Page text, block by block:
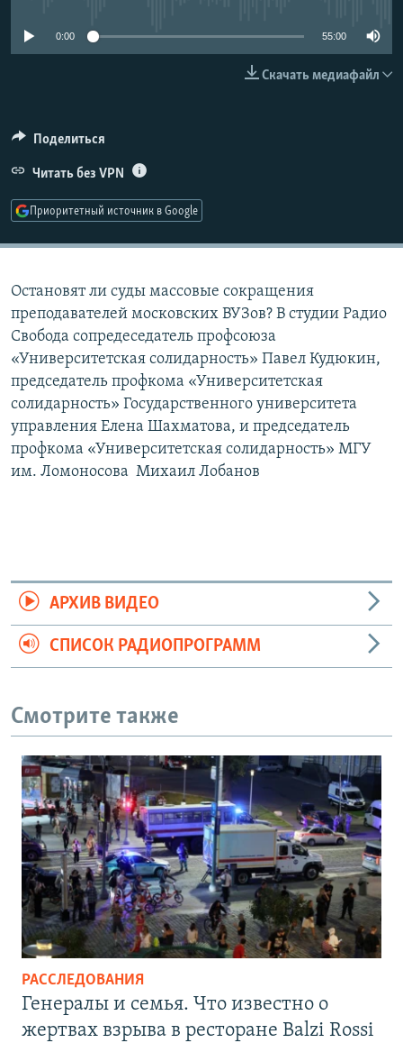
Все сайты РСЕ/РС
0:00 55:00
Скачать медиафайл
Поделиться
Читать без VPN
Приоритетный источник в Google
Остановят ли суды массовые сокращения
преподавателей московских ВУЗов? В студии Радио
Свобода сопредеседатель профсоюза
«Университетская солидарность» Павел Кудюкин,
председатель профкома «Университетская
солидарность» Государственного университета
управления Елена Шахматова, и председатель
профкома «Университетская солидарность» МГУ
им. Ломоносова Михаил Лобанов
АРХИВ ВИДЕО
СПИСОК РАДИОПРОГРАММ
Смотрите также
РАССЛЕДОВАНИЯ
Генералы и семья. Что известно о
жертвах взрыва в ресторане Balzi Rossi